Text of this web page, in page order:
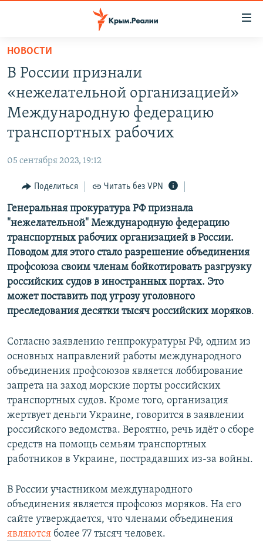
Вернуться
основному
содержанию
Вернутся
главной
Вернутся
поиску
КАРТА ВОЕННЫХ ОБЪЕКТОВ КРЫМА
ВОДА
ИНТЕРАКТИВ
ИНФОГРАФИКА
ТЕЛЕПРОЕКТ КРЫМ.РЕАЛИИ
СОВЕТЫ ПРАВОЗАЩИТНИКОВ
ПРОПАВШИЕ БЕЗ ВЕСТИ
ПОБЕДИТЕЛЕЙ НЕ СУДЯТ?
КРЫМ.НЕПОКОРЕННЫЙ
ELIFBE
УКРАИНСКАЯ ПРОБЛЕМА КРЫМА
РАДІО СВОБОДА
КАК ОБОЙТИ БЛОКИРОВКУ
Українською
Qırımtatar
ПРИСОЕДИНЯЙТЕСЬ!
Все сайты RFE/RL
НОВОСТИ
В России признали
«нежелательной организацией»
Международную федерацию
транспортных рабочих
05 сентября 2023, 19:12
Поделиться Читать без VPN
Генеральная прокуратура РФ признала
"нежелательной" Международную федерацию
транспортных рабочих организацией в России.
Поводом для этого стало разрешение объединения
профсоюза своим членам бойкотировать разгрузку
российских судов в иностранных портах. Это
может поставить под угрозу уголовного
преследования десятки тысяч российских моряков.
Согласно заявлению генпрокуратуры РФ, одним из
основных направлений работы международного
объединения профсоюзов является лоббирование
запрета на заход морские порты российских
транспортных судов. Кроме того, организация
жертвует деньги Украине, говорится в заявлении
российского ведомства. Вероятно, речь идёт о сборе
средств на помощь семьям транспортных
работников в Украине, пострадавших из-за войны.
В России участником международного
объединения является профсоюз моряков. На его
сайте утверждается, что членами объединения
являются более 77 тысяч человек.